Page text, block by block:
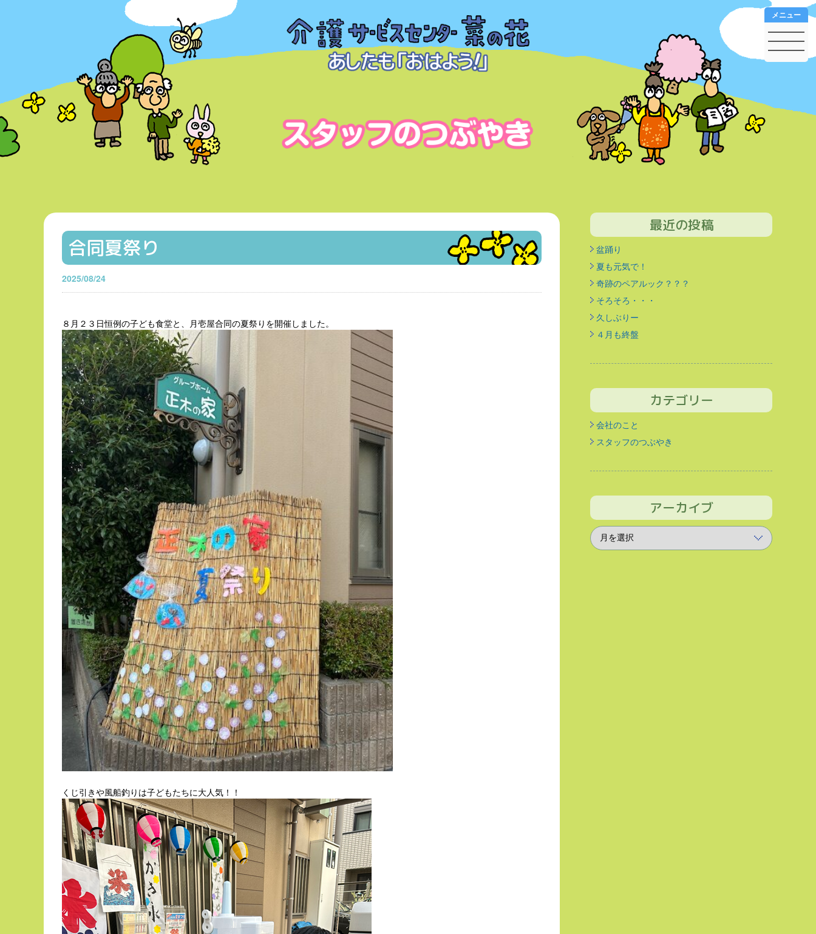
メニュー
合同夏祭り
2025/08/24
８月２３日恒例の子ども食堂と、月壱屋合同の夏祭りを開催しました。
くじ引きや風船釣りは子どもたちに大人気！！
最近の投稿
盆踊り
夏も元気で！
奇跡のペアルック？？？
そろそろ・・・
久しぶりー
４月も終盤
カテゴリー
会社のこと
スタッフのつぶやき
アーカイブ